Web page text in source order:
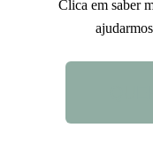
Clica em saber